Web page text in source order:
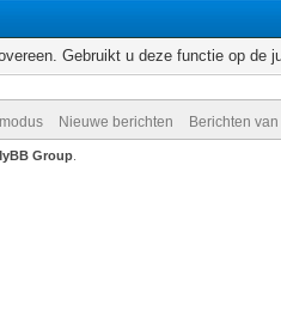
Gebruikt u deze functie op de
Nieuwe berichten Berichten
Group